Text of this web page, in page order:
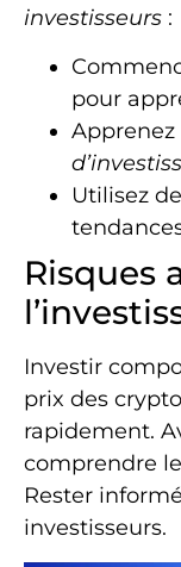
investisseurs :
pour
Apprenez
Utilisez
Risques
Investir
prix des
rapidement.
comprendre
Rester
investisseurs.